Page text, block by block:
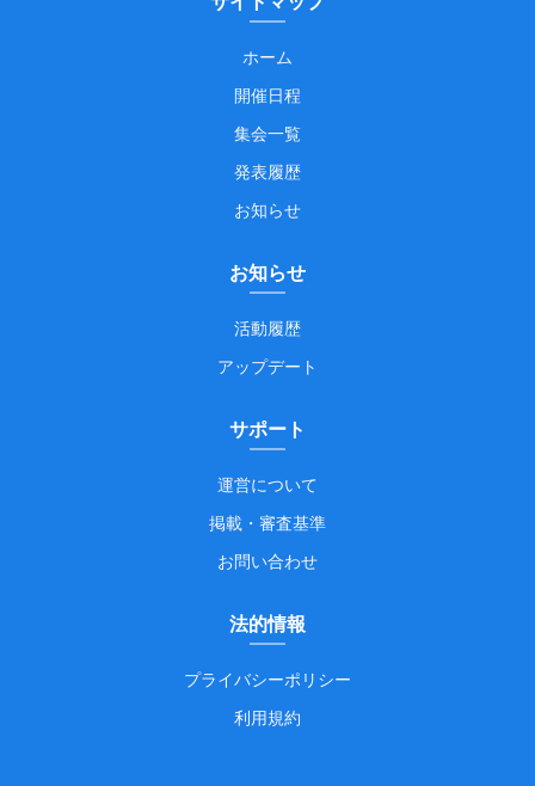
ホーム
開催日程
集会一覧
発表履歴
お知らせ
お知らせ
活動履歴
アップデート
サポート
運営について
掲載・審査基準
お問い合わせ
法的情報
プライバシーポリシー
利用規約